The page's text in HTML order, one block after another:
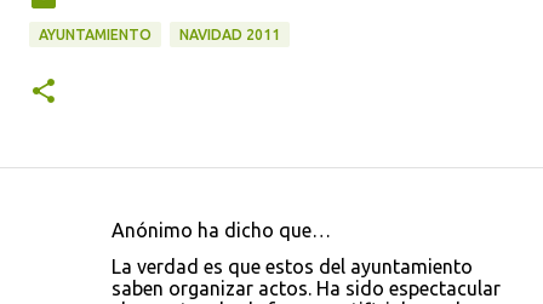
AYUNTAMIENTO NAVIDAD 2011
Anónimo ha dicho que…
La verdad es que estos del ayuntamiento
saben organizar actos. Ha sido espectacular